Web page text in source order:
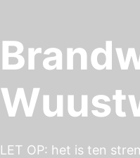
LET OP: het is ten